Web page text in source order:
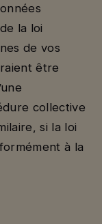
la loi
de vos
être
collective
si la loi
à la